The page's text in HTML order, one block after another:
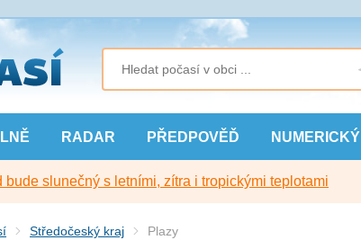
RADAR PŘEDPOVĚĎ NUMERICKÝ
bude slunečný s letními, zítra i tropickými teplotami
Středočeský kraj Plazy